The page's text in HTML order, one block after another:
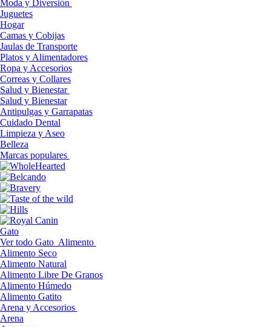
Moda y Diversión
Juguetes
Hogar
Camas y Cobijas
Jaulas de Transporte
Platos y Alimentadores
Ropa y Accesorios
Correas y Collares
Salud y Bienestar
Salud y Bienestar
Antipulgas y Garrapatas
Cuidado Dental
Limpieza y Aseo
Belleza
Marcas populares
Gato
Ver todo Gato Alimento
Alimento Seco
Alimento Natural
Alimento Libre De Granos
Alimento Húmedo
Alimento Gatito
Arena y Accesorios
Arena